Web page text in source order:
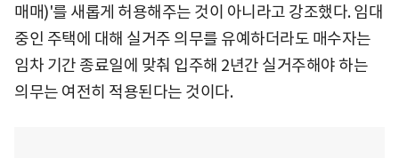
매매)'를 새롭게 허용해주는 것이 아니라고 강조했다. 임대
중인 주택에 대해 실거주 의무를 유예하더라도 매수자는
임차 기간 종료일에 맞춰 입주해 2년간 실거주해야 하는
의무는 여전히 적용된다는 것이다.